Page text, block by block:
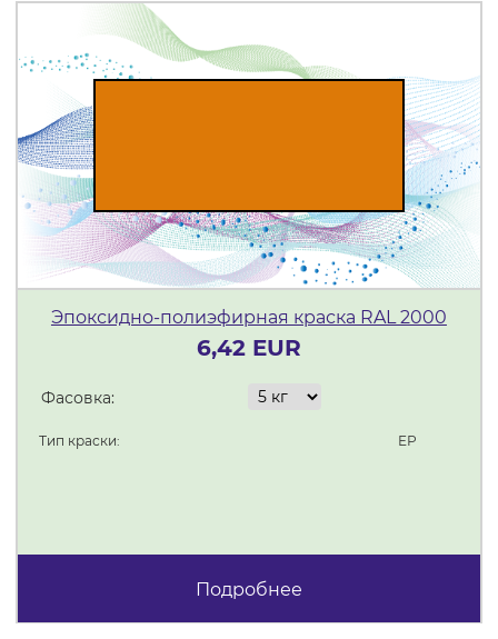
Эпоксидно-полиэфирная краска RAL 2000
6,42 EUR
Фасовка:
Тип краски: ЕР
Подробнее